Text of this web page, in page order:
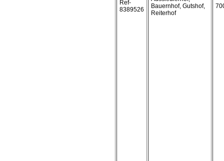
Ref-
8389526
Bauernhof, Gutshof,
Reiterhof